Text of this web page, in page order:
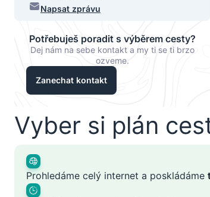
Napsat zprávu
Potřebuješ poradit s výběrem cesty?
Dej nám na sebe kontakt a my ti se ti brzo
ozveme.
Zanechat kontakt
Vyber si plán
Prohledáme celý internet a poskládáme